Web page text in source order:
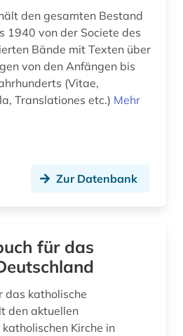
(3)
druckgeschichte (5)
einheitsübersetzung (1)
den gesamten Bestand
1940 von der Societe des
Bände mit Texten über
von den Anfängen bis
(Vitae,
Translationes etc.) Mehr
Zur Datenbank
für das
das katholische
den aktuellen
Kirche in